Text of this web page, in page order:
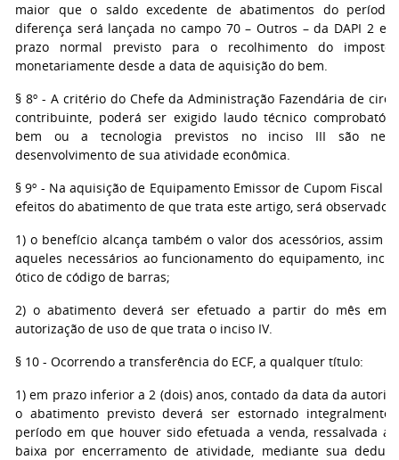
maior que o saldo excedente de abatimentos do
diferença será lançada no campo 70 – Outros – da DAPI 2 e
prazo normal previsto para o recolhimento do imposto,
monetariamente desde a data de aquisição do bem.
§ 8º - A critério do Chefe da Administração Fazendária de
contribuinte, poderá ser exigido laudo técnico
bem ou a tecnologia previstos no inciso III são
desenvolvimento de sua atividade econômica.
§ 9º - Na aquisição de Equipamento Emissor de Cupom Fiscal -
efeitos do abatimento de que trata este artigo, será observado
1) o benefício alcança também o valor dos acessórios, assim
aqueles necessários ao funcionamento do equipamento,
ótico de código de barras;
2) o abatimento deverá ser efetuado a partir do mês em
autorização de uso de que trata o inciso IV.
§ 10 - Ocorrendo a transferência do ECF, a qualquer título:
1) em prazo inferior a 2 (dois) anos, contado da data da
o abatimento previsto deverá ser estornado
período em que houver sido efetuada a venda, ressalvada a
baixa por encerramento de atividade, mediante sua